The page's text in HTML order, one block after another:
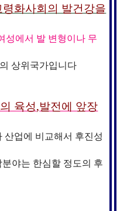
화사회의 발건강을
성에서 발 변형이나 무
상위국가입니다
육성,발전에 앞장
산업에 비교해서 후진성
야는 한심할 정도의 후